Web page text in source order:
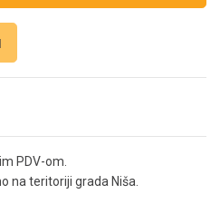
PDV-om.
na teritoriji grada Niša.